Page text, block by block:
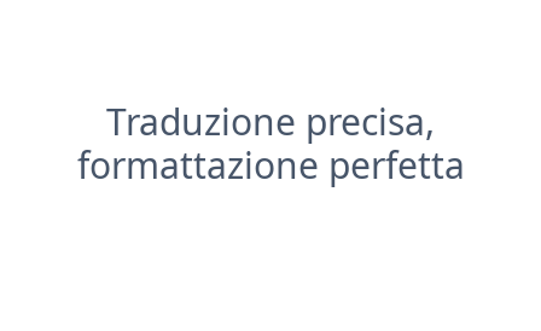
Traduzione precisa,
formattazione perfetta